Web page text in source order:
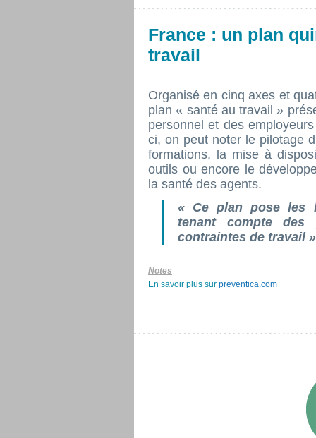
France : un plan
travail
Organisé en cinq axes et
plan « santé au travail »
personnel et des
ci, on peut noter le pilotage
formations, la mise à
outils ou encore le
la santé des agents.
« Ce plan pose les
tenant compte des
contraintes de travail »
Notes
En savoir plus sur preventica.com